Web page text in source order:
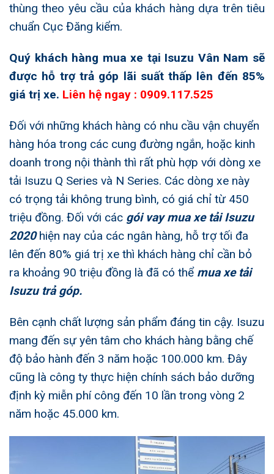
thùng theo yêu cầu của khách hàng dựa trên tiêu
chuẩn Cục Đăng kiểm.
Quý khách hàng mua xe tại Isuzu Vân Nam sẽ
được hỗ trợ trả góp lãi suất thấp lên đến 85%
giá trị xe. Liên hệ ngay : 0909.117.525
Đối với những khách hàng có nhu cầu vận chuyển
hàng hóa trong các cung đường ngắn, hoặc kinh
doanh trong nội thành thì rất phù hợp với dòng xe
tải Isuzu Q Series và N Series. Các dòng xe này
có trọng tải không trung bình, có giá chỉ từ 450
triệu đồng. Đối với các gói vay mua xe tải Isuzu
2020hiện nay của các ngân hàng, hỗ trợ tối đa
lên đến 80% giá trị xe thì khách hàng chỉ cần bỏ
ra khoảng 90 triệu đồng là đã có thể mua xe tải
Isuzu trả góp.
Bên cạnh chất lượng sản phẩm đáng tin cậy. Isuzu
mang đến sự yên tâm cho khách hàng bằng chế
độ bảo hành đến 3 năm hoặc 100.000 km. Đây
cũng là công ty thực hiện chính sách bảo dưỡng
định kỳ miễn phí công đến 10 lần trong vòng 2
năm hoặc 45.000 km.